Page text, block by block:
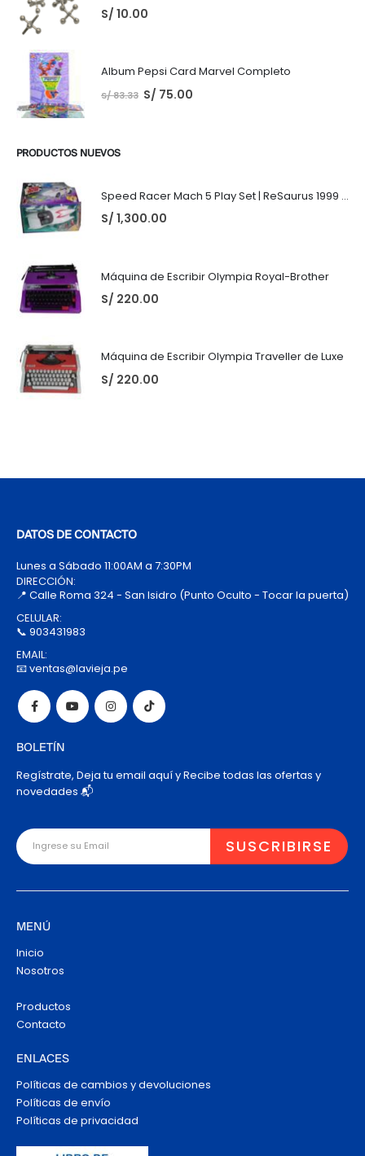
S/ 10.00
Album Pepsi Card Marvel Completo
S/83.33 S/ 75.00
PRODUCTOS NUEVOS
Speed Racer Mach 5 Play Set | ReSaurus 1999 | Meteoro
S/ 1,300.00
Máquina de Escribir Olympia Royal-Brother
S/ 220.00
Máquina de Escribir Olympia Traveller de Luxe
S/ 220.00
DATOS DE CONTACTO
Lunes a Sábado 11:00AM a 7:30PM
DIRECCIÓN:
📍 Calle Roma 324 - San Isidro (Punto Oculto - Tocar la puerta)
CELULAR:
📞 903431983
EMAIL:
📧 ventas@lavieja.pe
BOLETÍN
Regístrate, Deja tu email aquí y Recibe todas las ofertas y
novedades 📬
MENÚ
Inicio
Nosotros
Productos
Contacto
ENLACES
Políticas de cambios y devoluciones
Políticas de envío
Políticas de privacidad